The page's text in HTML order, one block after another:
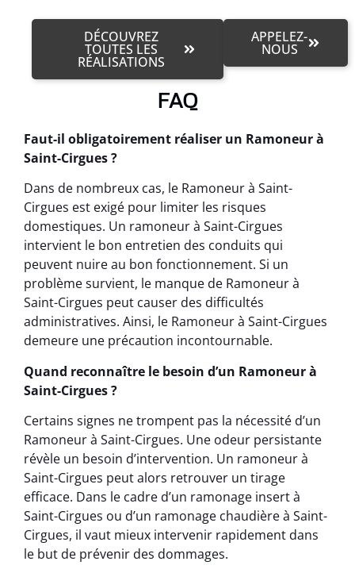
DÉCOUVREZ
TOUTES LES
RÉALISATIONS
APPELEZ-
NOUS
FAQ
Faut-il obligatoirement réaliser un Ramoneur à
Saint-Cirgues ?
Dans de nombreux cas, le Ramoneur à Saint-
Cirgues est exigé pour limiter les risques
domestiques. Un ramoneur à Saint-Cirgues
intervient le bon entretien des conduits qui
peuvent nuire au bon fonctionnement. Si un
problème survient, le manque de Ramoneur à
Saint-Cirgues peut causer des difficultés
administratives. Ainsi, le Ramoneur à Saint-Cirgues
demeure une précaution incontournable.
Quand reconnaître le besoin d’un Ramoneur à
Saint-Cirgues ?
Certains signes ne trompent pas la nécessité d’un
Ramoneur à Saint-Cirgues. Une odeur persistante
révèle un besoin d’intervention. Un ramoneur à
Saint-Cirgues peut alors retrouver un tirage
efficace. Dans le cadre d’un ramonage insert à
Saint-Cirgues ou d’un ramonage chaudière à Saint-
Cirgues, il vaut mieux intervenir rapidement dans
le but de prévenir des dommages.